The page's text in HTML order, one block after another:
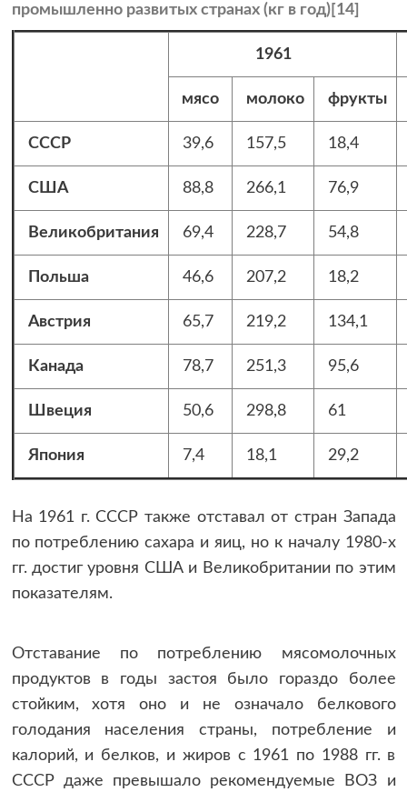
промышленно развитых странах (кг в год)[14]
1961
мясо молоко фрукты
СССР 39,6 157,5 18,4
США 88,8 266,1 76,9
Великобритания 69,4 228,7 54,8
Польша 46,6 207,2 18,2
Австрия 65,7 219,2 134,1
Канада 78,7 251,3 95,6
Швеция 50,6 298,8 61
Япония 7,4 18,1 29,2
На 1961 г. СССР также отставал от стран Запада
по потреблению сахара и яиц, но к началу 1980-х
гг. достиг уровня США и Великобритании по этим
показателям.
Отставание по потреблению мясомолочных
продуктов в годы застоя было гораздо более
стойким, хотя оно и не означало белкового
голодания населения страны, потребление и
калорий, и белков, и жиров с 1961 по 1988 гг. в
СССР даже превышало рекомендуемые ВОЗ и